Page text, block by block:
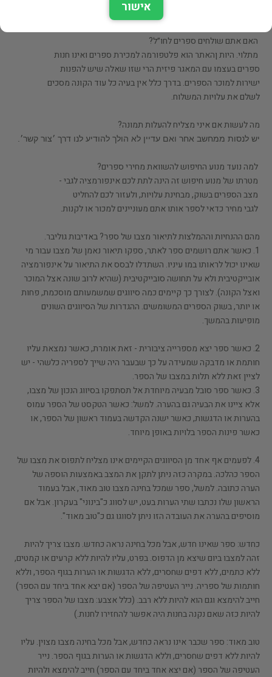
הכותר יקבל תאריך מעודכן של יום העדכון.
האם אתם שולחים ספרים לחו״ל?
מתלוי. היות ןהאתר הוא פלטפורמה למכירת ספרים ואינו חנות
ספרים בעצמו עם המאגר פיזית הרי שזו שאלה שיש להפנות
ישירות למוכר הספרים. בדרך כלל אין בעיה כל עוד הקונה מסכים
לשלם את עלויות המשלוח.
מה לעשות אם איני מצליח להעלות תמונה?
יש לנסות ממחשב אחר ואם עדיין לא הולך להודיע לנו דרך ׳צור קשר׳.
למה נועד מנוע החיפוש להשוואת מחירי ספרים?
מטרתו של מנוע חיפוש זה הינה לתת לכם אינפורמציה לגבי -
מצב הספרים בשוק, מבחינת עלויות, ולעזור לכם להחליט
לגבי מחיר כדאי לספר אותו אתם מעוניינים למכור או לקנות.
מהם ההנחיות וההמלצות לתיאור מצבו של ספר? באדיבות גוליבר.
1. כאשר אתם רושמים ספר לאתר, ספקו תיאור נאמן של מצבו עבור מי
שאינו יכול לראותו במו עיניו. השתדלו לבסס את התיאור על אינפורמציה
אובייקטיבית ולא על תחושה סובייקטיבית (שהיא לרוב שונה אצל המוכר
ואצל הקונה). לצורך כך קיימים כמה סיווגים שמשמעותם מוסכמת, פחות
או יותר, בשוק הספרים המשומשים. ההגדרות של הסיווגים השונים
מופיעות בהמשך.
2. כאשר ספר יצא מספרייה ציבורית - זאת אומרת, כאשר נמצאת עליו
חותמת או מדבקה שמעידה על כך שבעבר היה שייך לספריה כלשהי - יש
לציין זאת ללא תלות במצבו של הספר.
3. כאשר ספר סובל מבעיה מיוחדת אל תסתפקו בסיווג הנכון של מצבו,
אלא ציינו את הבעיה גם בהערה. למשל: כאשר הטקסט של הספר עמוס
בהערות או הדגשות, כאשר ישנה הקדשה בעמוד ראשון של הספר, או
כאשר פינות הספר בלויות באופן מיוחד.
4. לפעמים אף אחד מן הסיווגים הקיימים אינו מצליח לתפוס את מצבו של
הספר כהלכה. במקרה כזה ניתן לתקן את המצב באמצעות הוספה של
הערה כתובה. למשל, ספר שמכל בחינה מצבו טוב מאוד, אבל בעמוד
הראשון שלו נכתבו שתי הערות בעט, יש לסווג כ"בינוני" בעקרון. אבל אם
מוסיפים בהערה את העובדה הזו ניתן לסווגו גם כ"טוב מאוד".
כחדש: ספר שאינו חדש, אבל מכל בחינה נראה כחדש. מצבו צריך להיות
זהה למצבו ביום שיצא מן הדפוס. בפרט, עליו להיות ללא קרעים או קמטים,
ללא כתמים, ללא דפים שחסרים, ללא הדגשות או הערות בגוף הספר, וללא
חותמות של ספריה. נייר העטיפה של הספר (אם יצא אחד ביחד עם הספר)
חייב להימצא וגם הוא להיות ללא רבב. (כלל אצבע: מצבו של הספר צריך
להיות כזה שאם נקנה בחנות היה אפשר להחזירו לחנות.)
טוב מאוד: ספר שכבר אינו נראה כחדש, אבל מכל בחינה מצבו מצוין. עליו
להיות ללא דפים שחסרים, וללא הדגשות או הערות בגוף הספר. נייר
העטיפה של הספר (אם יצא אחד ביחד עם הספר) חייב להימצא ולהיות
אישור